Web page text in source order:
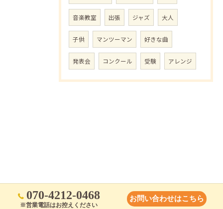
音楽教室 出張 ジャズ 大人
子供 マンツーマン 好きな曲
発表会 コンクール 受験 アレンジ
070-4212-0468
※営業電話はお控えください
お問い合わせはこちら